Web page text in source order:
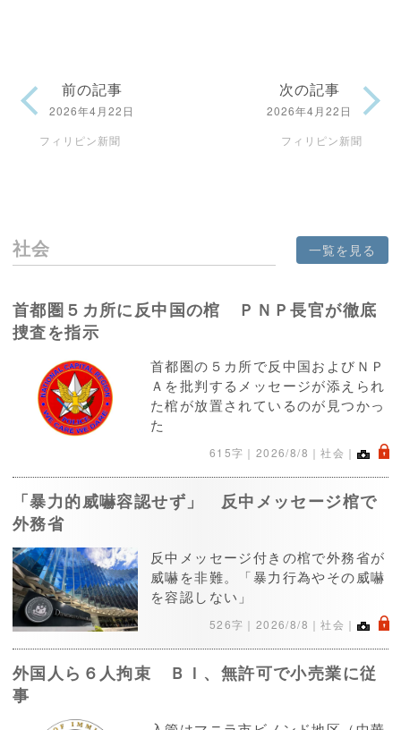
前の記事
2026年4月22日
フィリピン新聞
次の記事
2026年4月22日
フィリピン新聞
社会 一覧を見る
首都圏５カ所に反中国の棺 ＰＮＰ長官が徹底
捜査を指示
首都圏の５カ所で反中国およびＮＰ
Ａを批判するメッセージが添えられ
た棺が放置されているのが見つかっ
た
615字｜ 2026/8/8 ｜社会｜ .
「暴力的威嚇容認せず」 反中メッセージ棺で
外務省
反中メッセージ付きの棺で外務省が
威嚇を非難。「暴力行為やその威嚇
を容認しない」
526字｜ 2026/8/8 ｜社会｜ .
外国人ら６人拘束 ＢＩ、無許可で小売業に従
事